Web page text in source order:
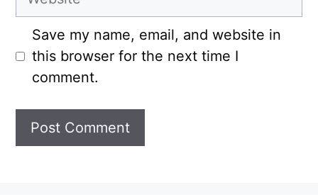
Save my name, email, and website in
this browser for the next time I
comment.